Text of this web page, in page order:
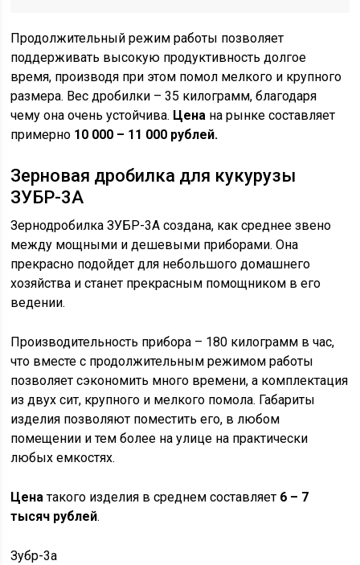
Продолжительный режим работы позволяет
поддерживать высокую продуктивность долгое
время, производя при этом помол мелкого и крупного
размера. Вес дробилки – 35 килограмм, благодаря
чему она очень устойчива. Цена на рынке составляет
примерно 10 000 – 11 000 рублей.
Зерновая дробилка для кукурузы
ЗУБР-3А
Зернодробилка ЗУБР-3А создана, как среднее звено
между мощными и дешевыми приборами. Она
прекрасно подойдет для небольшого домашнего
хозяйства и станет прекрасным помощником в его
ведении.
Производительность прибора – 180 килограмм в час,
что вместе с продолжительным режимом работы
позволяет сэкономить много времени, а комплектация
из двух сит, крупного и мелкого помола. Габариты
изделия позволяют поместить его, в любом
помещении и тем более на улице на практически
любых емкостях.
Ценатакого изделия в среднем составляет 6 – 7
тысяч рублей.
Зубр-3а